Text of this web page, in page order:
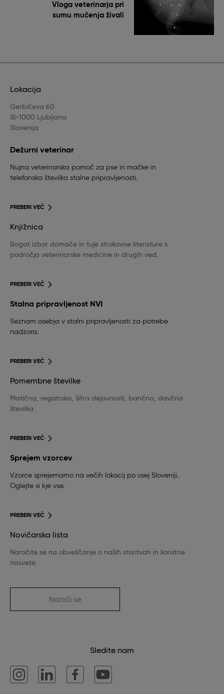
Vloga veterinarja pri
sumu mučenja živali
Lokacija
Gerbičeva 60
SI-1000 Ljubljana
Slovenija
Dežurni veterinar
Nujna veterinarska pomoč za pse in mačke in
telefonska številka stalne pripravljenosti.
PREBERI VEČ
Knjižnica
Bogat izbor domače in tuje strokovne literature s
področja veterinarske medicine in drugih ved.
PREBERI VEČ
Stalna pripravljenost NVI
Seznam osebja v stalni pripravljenosti za potrebe
nadzora.
PREBERI VEČ
Pomembne številke
Matična, registrska, šifra dejavnosti, bančna, davčna
številka.
PREBERI VEČ
Sprejem vzorcev
Vzorce sprejemamo na večih lokacij po vsej Sloveniji.
Oglejte si kje vse.
PREBERI VEČ
Novičarska lista
Naročite se na obveščanje o naših storitvah in koristne
nasvete.
Naroči se
Sledite nam